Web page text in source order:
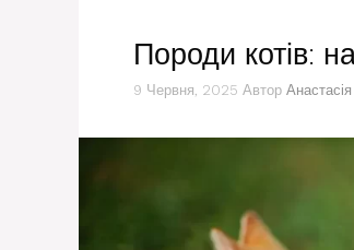
Породи котів:
9 Червня, 2025 Автор